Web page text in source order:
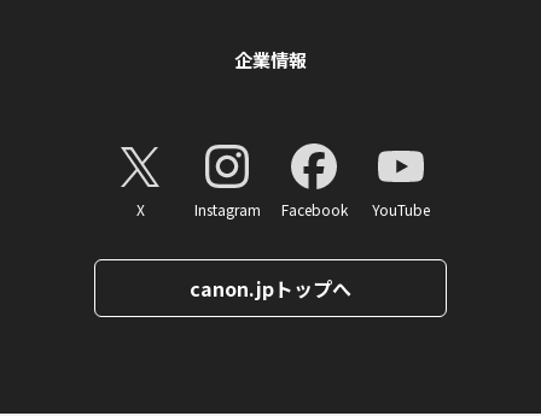
企業情報
X Instagram Facebook YouTube
canon.jpトップへ